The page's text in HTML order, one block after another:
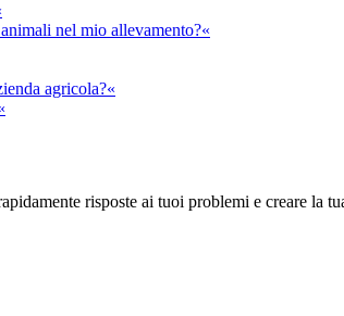
nel mio allevamento?«
agricola?«
risposte ai tuoi problemi e creare la